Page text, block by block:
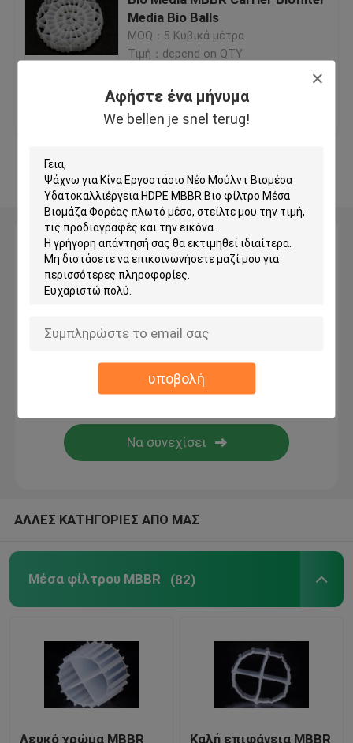
Αφήστε ένα μήνυμα
We bellen je snel terug!
υποβολή
Πλαστικά μέσα φίλτρου
Επικεφαλής φίλτρα
Κ1 Μέσα φίλτρου
Ανταλλακτικός αντιδραστήρας βιοφίλμ
Φιλτράρισμα Kaldnes
Μονάδα φίλτρου BIO Balls
βιο μέσα φίλτρων
Μεταφορέας MBBR
Μέσα φίλτρου βιο-μπλοκ
Σωρός φύλλων PVC
Media Bio Balls
MOQ：5 Κυβικά μέτρα
Τιμή：depend on QTY
Καλύτερη τιμή επαφή
Δείτε περισσότερων
Αφήστε ένα μήνυμα
We bellen je snel terug!
ΑΛΛΕΣ ΚΑΤΗΓΟΡΙΕΣ ΑΠΟ ΜΑΣ
Μέσα φίλτρου MBBR (82)
Λευκό χρώμα MBBR
Καλή επιφάνεια MBBR